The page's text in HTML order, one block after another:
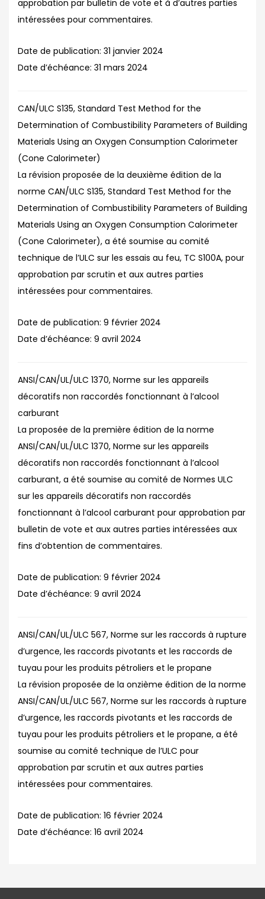
approbation par bulletin de vote et à d’autres parties
intéressées pour commentaires.
Date de publication: 31 janvier 2024
Date d’échéance: 31 mars 2024
CAN/ULC S135, Standard Test Method for the
Determination of Combustibility Parameters of Building
Materials Using an Oxygen Consumption Calorimeter
(Cone Calorimeter)
La révision proposée de la deuxième édition de la
norme CAN/ULC S135, Standard Test Method for the
Determination of Combustibility Parameters of Building
Materials Using an Oxygen Consumption Calorimeter
(Cone Calorimeter), a été soumise au comité
technique de l’ULC sur les essais au feu, TC S100A, pour
approbation par scrutin et aux autres parties
intéressées pour commentaires.
Date de publication: 9 février 2024
Date d’échéance: 9 avril 2024
ANSI/CAN/UL/ULC 1370, Norme sur les appareils
décoratifs non raccordés fonctionnant à l’alcool
carburant
La proposée de la première édition de la norme
ANSI/CAN/UL/ULC 1370, Norme sur les appareils
décoratifs non raccordés fonctionnant à l’alcool
carburant, a été soumise au comité de Normes ULC
sur les appareils décoratifs non raccordés
fonctionnant à l’alcool carburant pour approbation par
bulletin de vote et aux autres parties intéressées aux
fins d’obtention de commentaires.
Date de publication: 9 février 2024
Date d’échéance: 9 avril 2024
ANSI/CAN/UL/ULC 567, Norme sur les raccords à rupture
d’urgence, les raccords pivotants et les raccords de
tuyau pour les produits pétroliers et le propane
La révision proposée de la onzième édition de la norme
ANSI/CAN/UL/ULC 567, Norme sur les raccords à rupture
d’urgence, les raccords pivotants et les raccords de
tuyau pour les produits pétroliers et le propane, a été
soumise au comité technique de l’ULC pour
approbation par scrutin et aux autres parties
intéressées pour commentaires.
Date de publication: 16 février 2024
Date d’échéance: 16 avril 2024